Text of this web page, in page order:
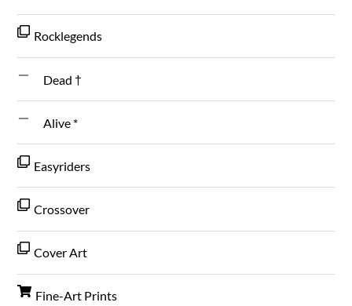
Rocklegends
Dead †
Alive *
Easyriders
Crossover
Cover Art
Fine-Art Prints